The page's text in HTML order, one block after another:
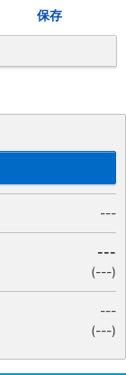
保存
---
---
(---)
---
(---)